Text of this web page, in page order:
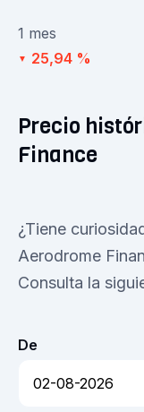
1 mes
▼ 25,94 %
Precio
Finance
¿Tiene
Aerodrome
Consulta la
De